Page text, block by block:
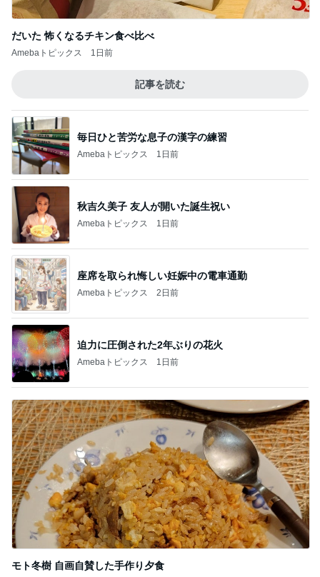
だいた 怖くなるチキン食べ比べ
Amebaトピックス 1日前
記事を読む
毎日ひと苦労な息子の漢字の練習
Amebaトピックス 1日前
秋吉久美子 友人が開いた誕生祝い
Amebaトピックス 1日前
座席を取られ悔しい妊娠中の電車通勤
Amebaトピックス 2日前
迫力に圧倒された2年ぶりの花火
Amebaトピックス 1日前
モト冬樹 自画自賛した手作り夕食